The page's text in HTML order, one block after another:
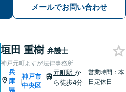
張します。【相続・遺言】遺言書作成
のサポートはお任せください。
メールでお問い合わせ
垣田 重樹 弁護士
神戸元町よすが法律事務所
兵
庫
県
|
神戸市
中央区
元町駅 か
ら徒歩4分
営業時間：本
日定休日